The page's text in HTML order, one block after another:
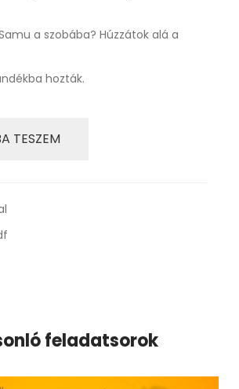
a szobába? Húzzátok alá a
hozták.
TESZEM
feladatsorok